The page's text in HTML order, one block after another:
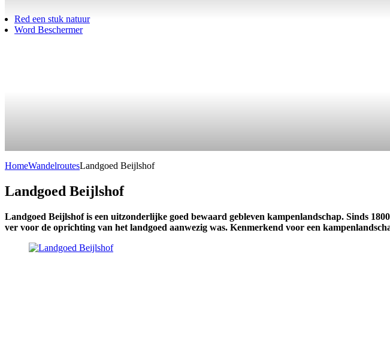
Red een stuk natuur
Word Beschermer
HomeWandelroutesLandgoed Beijlshof
Landgoed Beijlshof
Landgoed Beijlshof is een uitzonderlijke goed bewaard gebleven kampenlandschap. Sinds
ver voor de oprichting van het landgoed aanwezig was. Kenmerkend voor een